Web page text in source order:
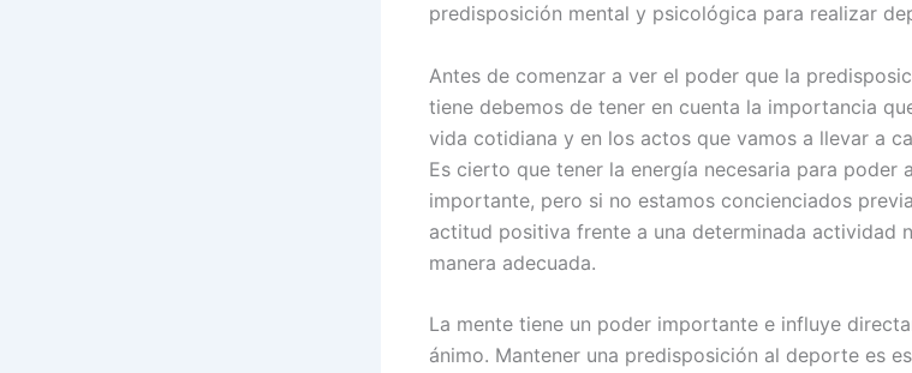
predisposición mental y psicológica para realizar
Antes de comenzar a ver el poder que la
tiene debemos de tener en cuenta la importancia
vida cotidiana y en los actos que vamos a llevar a
Es cierto que tener la energía necesaria para poder
importante, pero si no estamos concienciados
actitud positiva frente a una determinada actividad
manera adecuada.
La mente tiene un poder importante e influye
ánimo. Mantener una predisposición al deporte es